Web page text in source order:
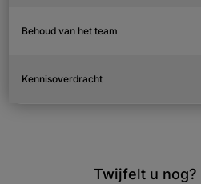
Behoud van het team
Kennisoverdracht
Twijfelt u nog?